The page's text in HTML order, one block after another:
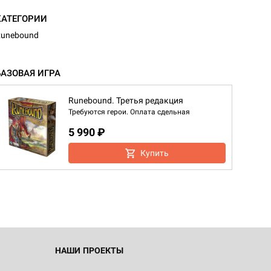
ИГРА
Runebound. Третья редакция
Требуются герои. Оплата сдельная
5 990 ₽
Купить
НАШИ ПРОЕКТЫ
Монстры